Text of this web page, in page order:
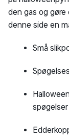
den gas og gøre
denne side en
Små
spøgelser